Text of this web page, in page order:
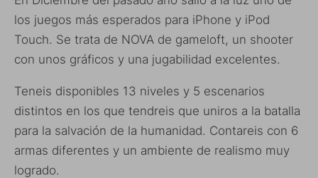
los juegos más esperados para iPhone y iPod
Touch. Se trata de NOVA de gameloft, un shooter
con unos gráficos y una jugabilidad excelentes.
Teneis disponibles 13 niveles y 5 escenarios
distintos en los que tendreis que uniros a la batalla
para la salvación de la humanidad. Contareis con 6
armas diferentes y un ambiente de realismo muy
logrado.